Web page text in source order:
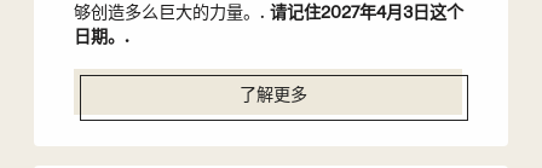
够创造多么巨大的力量。. 请记住2027年4月3日这个
日期。.
了解更多